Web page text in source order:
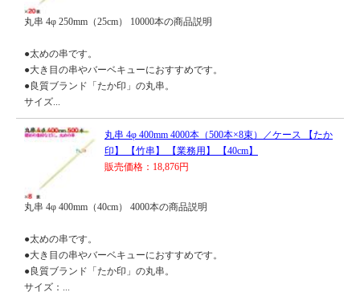
丸串 4φ 250mm（25cm） 10000本の商品説明
●太めの串です。
●大き目の串やバーベキューにおすすめです。
●良質ブランド「たか印」の丸串。
サイズ...
丸串 4φ 400mm 4000本（500本×8束）／ケース 【たか
印】 【竹串】 【業務用】 【40cm】
販売価格：18,876円
丸串 4φ 400mm（40cm） 4000本の商品説明
●太めの串です。
●大き目の串やバーベキューにおすすめです。
●良質ブランド「たか印」の丸串。
サイズ：...